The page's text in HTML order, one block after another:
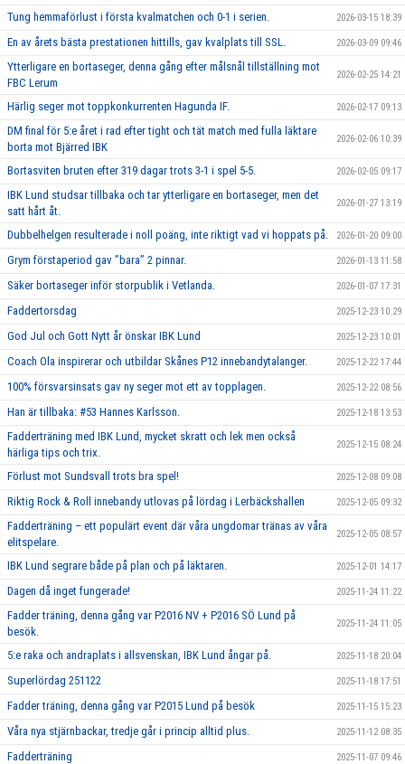
Tung hemmaförlust i första kvalmatchen och 0-1 i serien. 2026-03-15 18:39
En av årets bästa prestationen hittills, gav kvalplats till SSL. 2026-03-09 09:46
Ytterligare en bortaseger, denna gång efter målsnål tillställning mot
FBC Lerum
2026-02-25 14:21
Härlig seger mot toppkonkurrenten Hagunda IF. 2026-02-17 09:13
DM final för 5:e året i rad efter tight och tät match med fulla läktare
borta mot Bjärred IBK
2026-02-06 10:39
Bortasviten bruten efter 319 dagar trots 3-1 i spel 5-5. 2026-02-05 09:17
IBK Lund studsar tillbaka och tar ytterligare en bortaseger, men det
satt hårt åt.
2026-01-27 13:19
Dubbelhelgen resulterade i noll poäng, inte riktigt vad vi hoppats på. 2026-01-20 09:00
Grym förstaperiod gav ’’bara’’ 2 pinnar. 2026-01-13 11:58
Säker bortaseger inför storpublik i Vetlanda. 2026-01-07 17:31
Faddertorsdag 2025-12-23 10:29
God Jul och Gott Nytt år önskar IBK Lund 2025-12-23 10:01
Coach Ola inspirerar och utbildar Skånes P12 innebandytalanger. 2025-12-22 17:44
100% försvarsinsats gav ny seger mot ett av topplagen. 2025-12-22 08:56
Han är tillbaka: #53 Hannes Karlsson. 2025-12-18 13:53
Fadderträning med IBK Lund, mycket skratt och lek men också
härliga tips och trix.
2025-12-15 08:24
Förlust mot Sundsvall trots bra spel! 2025-12-08 09:08
Riktig Rock & Roll innebandy utlovas på lördag i Lerbäckshallen 2025-12-05 09:32
Fadderträning – ett populärt event där våra ungdomar tränas av våra
elitspelare.
2025-12-05 08:57
IBK Lund segrare både på plan och på läktaren. 2025-12-01 14:17
Dagen då inget fungerade! 2025-11-24 11:22
Fadder träning, denna gång var P2016 NV + P2016 SÖ Lund på
besök.
2025-11-24 11:05
5:e raka och andraplats i allsvenskan, IBK Lund ångar på. 2025-11-18 20:04
Superlördag 251122 2025-11-18 17:51
Fadder träning, denna gång var P2015 Lund på besök 2025-11-15 15:23
Våra nya stjärnbackar, tredje går i princip alltid plus. 2025-11-12 08:35
Fadderträning 2025-11-07 09:46